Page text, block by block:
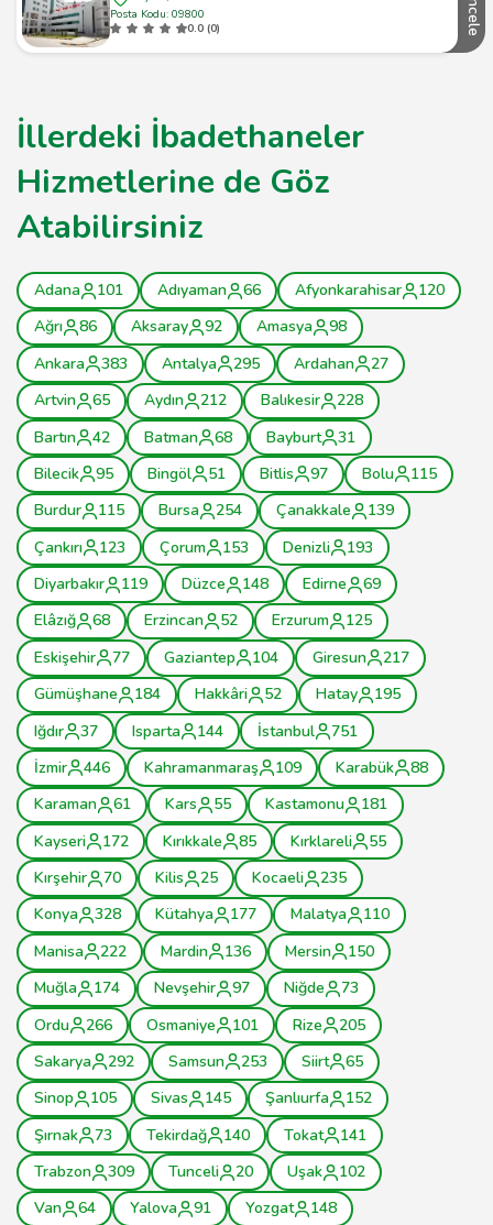
Posta Kodu: 09800
0.0 (0)
İncele
İllerdeki İbadethaneler
Hizmetlerine de Göz
Atabilirsiniz
Adana 101 Adıyaman 66 Afyonkarahisar
120
Ağrı
86 Aksaray 92 Amasya
98
Ankara
383 Antalya 295 Ardahan
27
Artvin
65 Aydın 212 Balıkesir
228
Bartın
42 Batman 68 Bayburt
31
Bilecik
95 Bingöl 51 Bitlis 97 Bolu
115
Burdur
115 Bursa 254 Çanakkale
139
Çankırı
123 Çorum 153 Denizli
193
Diyarbakır
119 Düzce 148 Edirne
69
Elâzığ
68 Erzincan 52 Erzurum
125
Eskişehir
77 Gaziantep 104 Giresun
217
Gümüşhane
184 Hakkâri 52 Hatay
195
Iğdır
37 Isparta 144 İstanbul
751
İzmir
446 Kahramanmaraş 109 Karabük
88
Karaman
61 Kars 55 Kastamonu
181
Kayseri
172 Kırıkkale 85 Kırklareli
55
Kırşehir
70 Kilis 25 Kocaeli
235
Konya
328 Kütahya 177 Malatya
110
Manisa
222 Mardin 136 Mersin
150
Muğla
174 Nevşehir 97 Niğde
73
Ordu
266 Osmaniye 101 Rize
205
Sakarya
292 Samsun 253 Siirt
65
Sinop
105 Sivas 145 Şanlıurfa
152
Şırnak
73 Tekirdağ 140 Tokat
141
Trabzon
309 Tunceli 20 Uşak
102
Van
64 Yalova 91 Yozgat
148